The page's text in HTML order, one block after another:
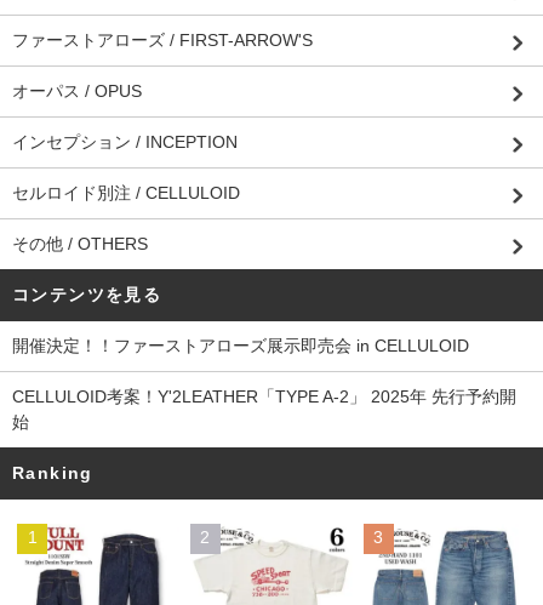
ファーストアローズ / FIRST-ARROW'S
オーパス / OPUS
インセプション / INCEPTION
セルロイド別注 / CELLULOID
その他 / OTHERS
コンテンツを見る
開催決定！！ファーストアローズ展示即売会 in CELLULOID
CELLULOID考案！Y'2LEATHER「TYPE A-2」 2025年 先行予約開
始
Ranking
1 2 3